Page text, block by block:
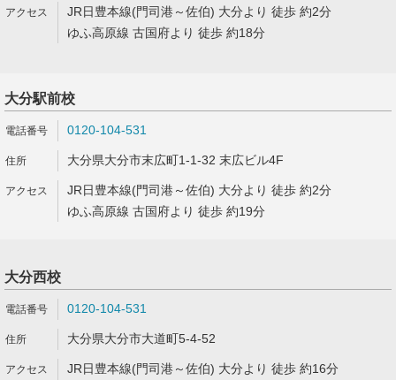
JR日豊本線(門司港～佐伯) 大分より 徒歩 約2分
ゆふ高原線 古国府より 徒歩 約18分
大分駅前校
0120-104-531
大分県大分市末広町1-1-32 末広ビル4F
JR日豊本線(門司港～佐伯) 大分より 徒歩 約2分
ゆふ高原線 古国府より 徒歩 約19分
大分西校
0120-104-531
大分県大分市大道町5-4-52
JR日豊本線(門司港～佐伯) 大分より 徒歩 約16分